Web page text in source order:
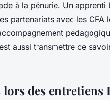
à la pénurie. Un apprenti
partenariats avec les CFA
aussi transmettre ce
des entretiens